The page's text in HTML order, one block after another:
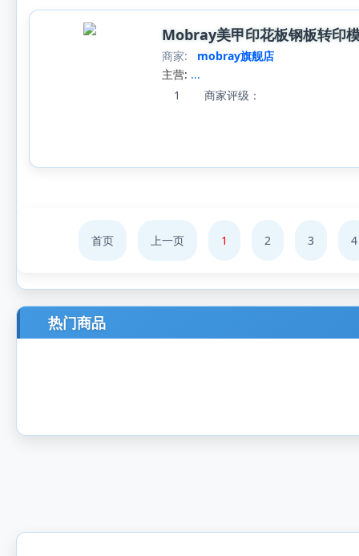
Mobray美甲印花板钢板转印
商家:
mobray旗舰店
主营: ...
1
商家评级：
首页 上一页 1 2 3 4
热门商品